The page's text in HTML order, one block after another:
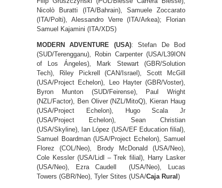
Nicolò Buratti (ITA/Bahrain), Samuele Zoccarato
(ITA/Polti), Alessandro Verre (ITA/Arkea); Florian
Samuel Kajamini (ITA/XDS)
MODERN ADVENTURE (USA): Stefan De Bod
(SUD/Terengganu), Robin Carpenter (USA/L39ION
of Los Ángeles), Mark Stewart (GBR/Solution
Tech), Riley Pickrell (CAN/Israel), Scott McGill
(USA/Project Echelon), Leo Hayter (GBR/Voster),
Byron Munton (SUD/Feirense), Paul Wright
(NZL/Factor), Ben Oliver (NZL/MitoQ), Kieran Haug
(USA/Project Echelon), Hugo Scala Jr
(USA/Project Echelon), Sean Christian
(USA/Skyline), Ian López (USA/EF Education filial),
Samuel Boardman (USA/Project Echelon), Samuel
Florez (COL/Neo), Brody McDonald (USA/Neo),
Cole Kessler (USA/Lidl – Trek filial), Harry Lasker
(USA/Neo), Ezra Caudell (USA/Neo), Lucas
Towers (GBR/Neo), Tyler Stites (USA/Caja Rural )